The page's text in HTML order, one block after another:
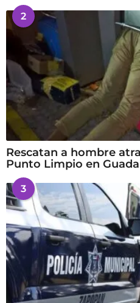
2
Rescatan a hombre
Punto Limpio en
3